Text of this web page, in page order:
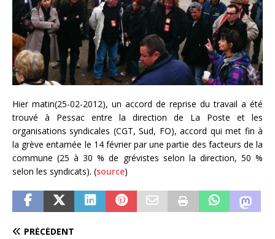
Hier matin(25-02-2012), un accord de reprise du travail a été
trouvé à Pessac entre la direction de La Poste et les
organisations syndicales (CGT, Sud, FO), accord qui met fin à
la grève entamée le 14 février par une partie des facteurs de la
commune (25 à 30 % de grévistes selon la direction, 50 %
selon les syndicats). (source)
PRÉCÉDENT